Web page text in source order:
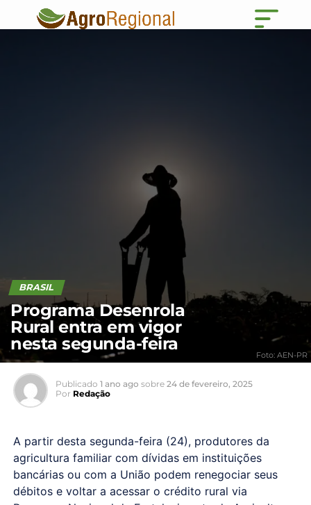
BRASIL
Programa Desenrola
Rural entra em vigor
nesta segunda-feira
Foto: AEN-PR
Publicado 1 ano ago sobre 24 de fevereiro, 2025
Por Redação
A partir desta segunda-feira (24), produtores da
agricultura familiar com dívidas em instituições
bancárias ou com a União podem renegociar seus
débitos e voltar a acessar o crédito rural via